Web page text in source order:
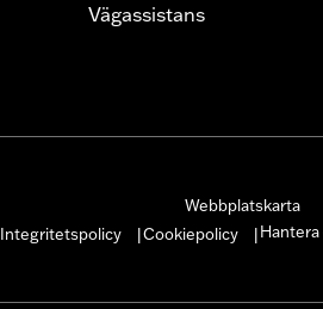
Vägassistans
Webbplatskarta
Integritetspolicy Cookiepolicy